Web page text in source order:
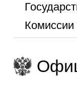
Комиссии